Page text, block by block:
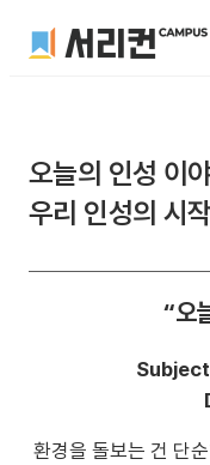
오늘의 인성 이
우리 인성의 시
“오
Subject
환경을 돌보는 건 단